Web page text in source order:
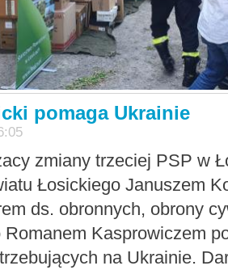
pomaga Ukrainie
zmiany trzeciej PSP w
Łosickiego Januszem
ds. obronnych, obrony
Kasprowiczem
na Ukrainie.